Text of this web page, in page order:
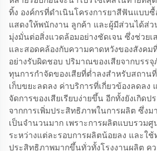
ทิ้ง องค์กรที่ดำเนินโครงการยาสีฟันแบบ
แสดงให้พนักงาน ลูกค้า และผู้มีส่วนได้ส่
มุ่งมั่นต่อสิ่งแวดล้อมอย่างชัดเจน ซึ่งช่วย
และสอดคล้องกับความคาดหวังของสังคม
อย่างรับผิดชอบ ปริมาณของเสียจากบรร
ทุนการกำจัดของเสียที่ต่ำลงสำหรับสถาน
เก็บขยะลดลง ค่าบริการที่เกี่ยวข้องลดลง
จัดการของเสียเรียบง่ายขึ้น อีกทั้งยังเกิด
จากการเพิ่มประสิทธิภาพในการผลิต ซึ่ง
เป็นจำนวนมาก เพราะการผลิตแบบรวมศู
ระหว่างแต่ละรอบการผลิตน้อยลง และใช้
ประสิทธิภาพมากขึ้นทั่วทั้งโรงงานผลิต ค